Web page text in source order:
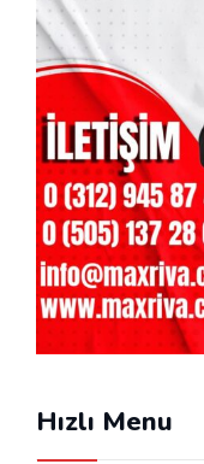
Hızlı Menu